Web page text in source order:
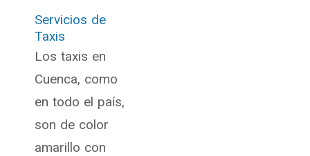
Servicios de
Taxis
Los taxis en
Cuenca, como
en todo el país,
son de color
amarillo con